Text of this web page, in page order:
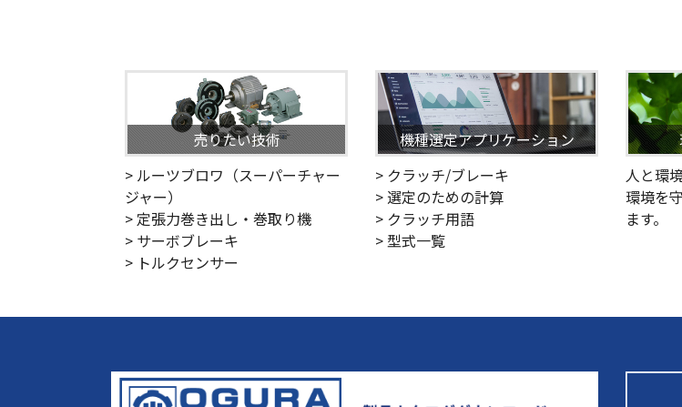
売りたい技術
> ルーツブロワ（スーパーチャー
ジャー）
> 定張力巻き出し・巻取り機
> サーボブレーキ
> トルクセンサー
機種選定アプリケーション
> クラッチ/ブレーキ
> 選定のための計算
> クラッチ用語
> 型式一覧
人と環
環境を
ます。